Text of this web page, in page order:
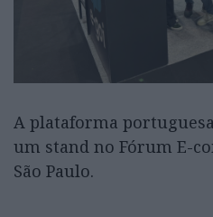
A plataforma
um stand no Fórum E-
São Paulo.